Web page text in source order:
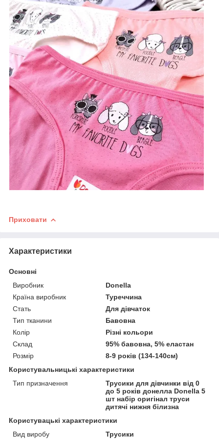
Приховати
Характеристики
Основні
Виробник
Donella
Країна виробник
Туреччина
Стать
Для дівчаток
Тип тканини
Бавовна
Колір
Різні кольори
Склад
95% бавовна, 5% еластан
Розмір
8-9 років (134-140см)
Користувальницькі характеристики
Тип призначення
Трусики для дівчинки від 0
до 5 років донелла Donella 5
шт набір оригінал труси
дитячі нижня білизна
Користувацькi характеристики
Вид виробу
Трусики